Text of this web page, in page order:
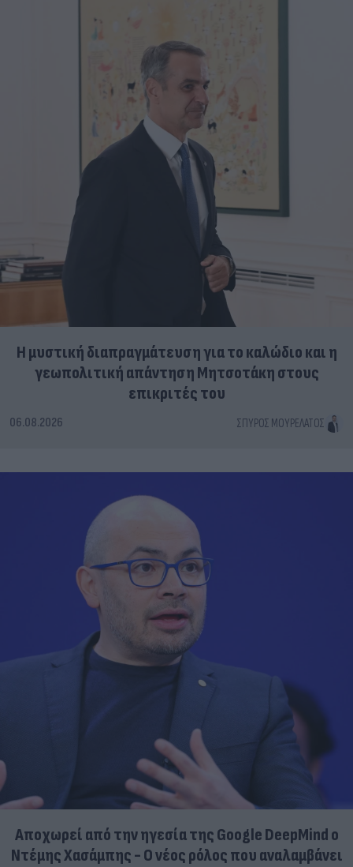
Η μυστική διαπραγμάτευση για το καλώδιο και η
γεωπολιτική απάντηση Μητσοτάκη στους
επικριτές του
06.08.2026 ΣΠΎΡΟΣ ΜΟΥΡΕΛΆΤΟΣ
Αποχωρεί από την ηγεσία της Google DeepMind ο
Ντέμης Χασάμπης - Ο νέος ρόλος που αναλαμβάνει